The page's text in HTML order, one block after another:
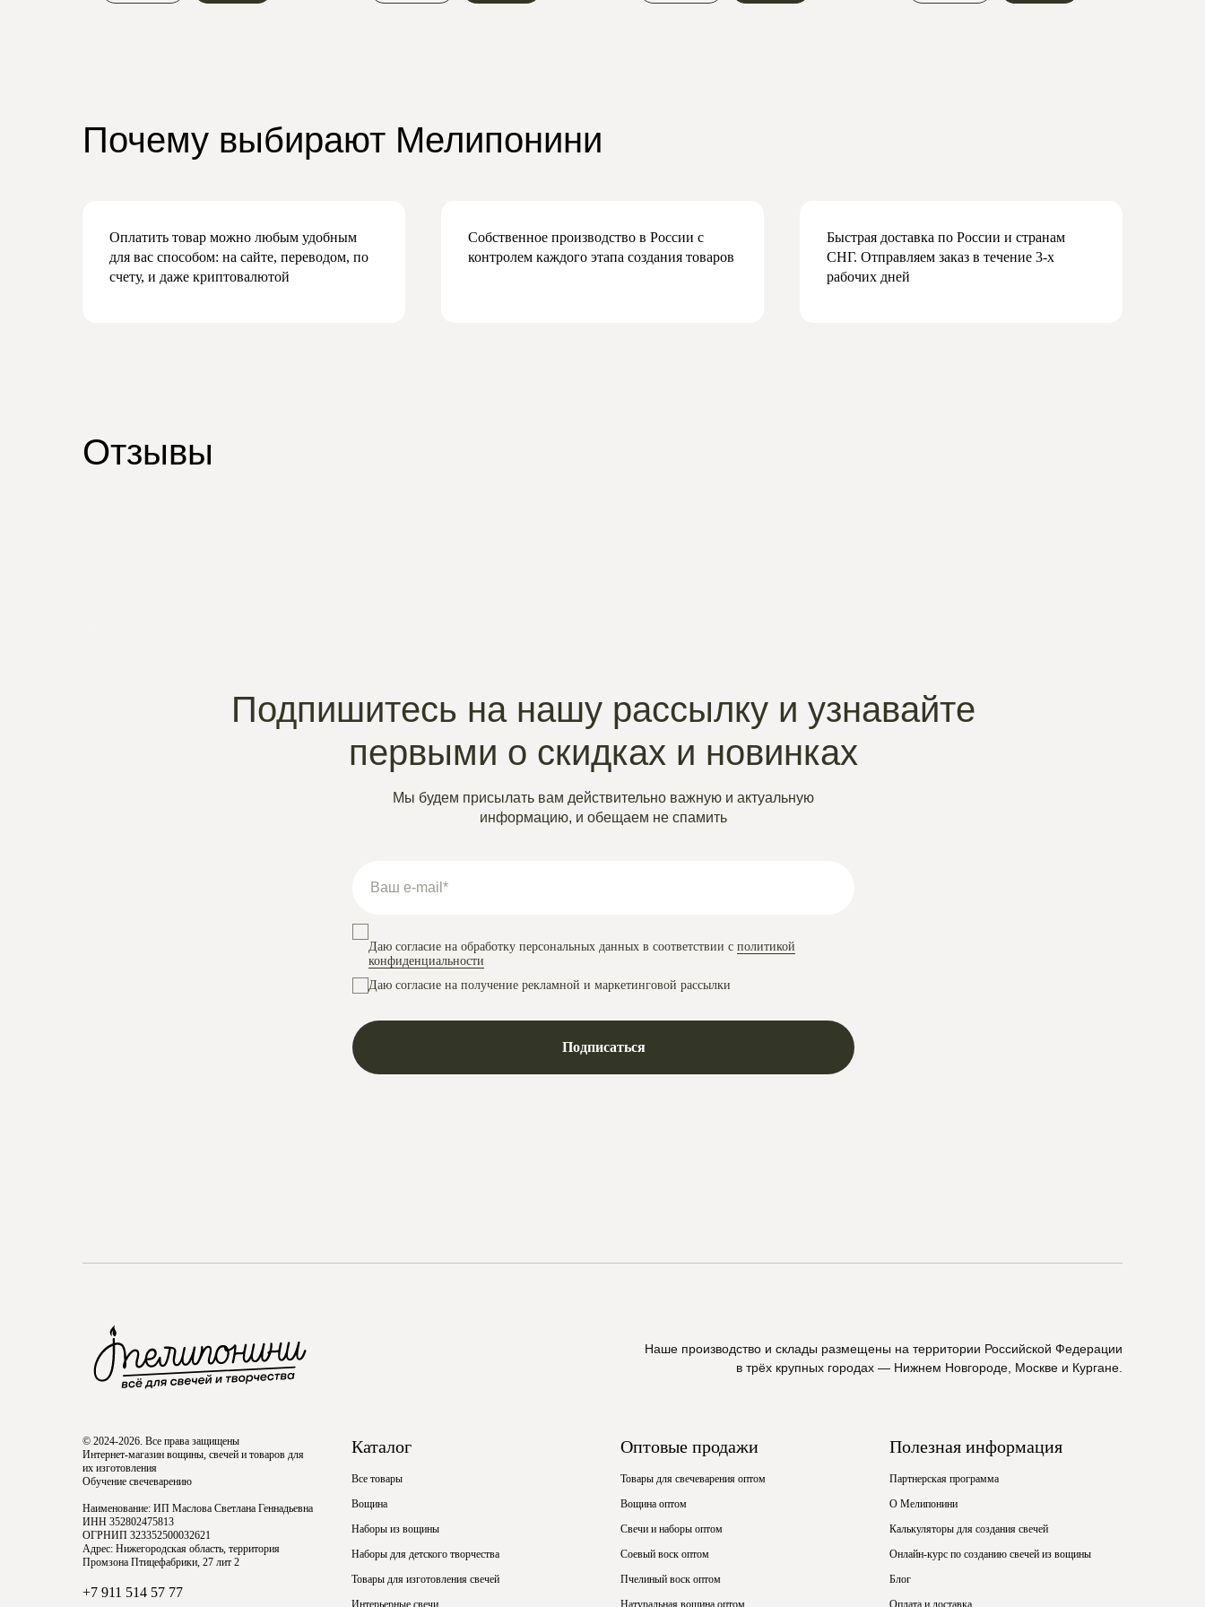
Почему выбирают Мелипонини
Оплатить товар можно любым удобным
для вас способом: на сайте, переводом, по
счету, и даже криптовалютой
Собственное производство в России с
контролем каждого этапа создания товаров
Быстрая доставка по России и странам
СНГ. Отправляем заказ в течение 3-х
рабочих дней
Отзывы
Мы будем присылать вам действительно важную и актуальную
информацию, и обещаем не спамить
Подпишитесь на нашу рассылку и узнавайте
первыми о скидках и новинках
Даю согласие на обработку персональных данных в соответствии с политикой
конфиденциальности
Даю согласие на получение рекламной и маркетинговой рассылки
Подписаться
Наше производство и склады размещены на территории Российской Федерации
в трёх крупных городах — Нижнем Новгороде, Москве и Кургане.
© 2024-2026. Все права защищены
Интернет-магазин вощины, свечей и товаров для
их изготовления
Обучение свечеварению
Наименование: ИП Маслова Светлана Геннадьевна
ИНН 352802475813
ОГРНИП 323352500032621
Адрес: Нижегородская область, территория
Промзона Птицефабрики, 27 лит 2
+7 911 514 57 77
Каталог
Все товары
Вощина
Наборы из вощины
Наборы для детского творчества
Товары для изготовления свечей
Оптовые продажи
Товары для свечеварения оптом
Вощина оптом
Свечи и наборы оптом
Соевый воск оптом
Пчелиный воск оптом
Полезная информация
Партнерская программа
О Мелипонини
Калькуляторы для создания свечей
Онлайн-курс по созданию свечей из вощины
Блог